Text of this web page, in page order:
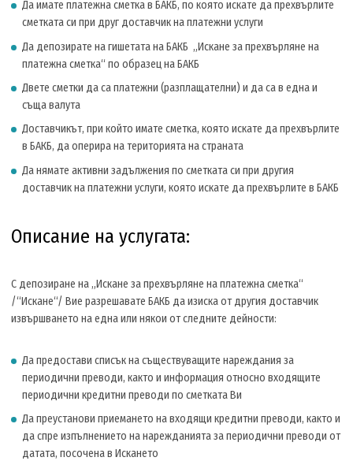
Да имате платежна сметка в БАКБ, по която искате да прехвърлите
сметката си при друг доставчик на платежни услуги
Да депозирате на гишетата на БАКБ „Искане за прехвърляне на
платежна сметка“ по образец на БАКБ
Двете сметки да са платежни (разплащателни) и да са в една и
съща валута
Доставчикът, при който имате сметка, която искате да прехвърлите
в БАКБ, да оперира на територията на страната
Да нямате активни задължения по сметката си при другия
доставчик на платежни услуги, която искате да прехвърлите в БАКБ
Описание на услугата:
С депозиране на „Искане за прехвърляне на платежна сметка“
/“Искане“/ Вие разрешавате БАКБ да изиска от другия доставчик
извършването на една или някои от следните дейности:
Да предостави списък на съществуващите нареждания за
периодични преводи, както и информация относно входящите
периодични кредитни преводи по сметката Ви
Да преустанови приемането на входящи кредитни преводи, както и
да спре изпълнението на нарежданията за периодични преводи от
датата, посочена в Искането